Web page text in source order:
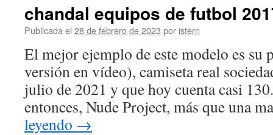
futbol
online
chandal equipos de futbol
Publicada el 28 de febrero de 2023 por istern
El mejor ejemplo de este modelo es su
versión en vídeo), camiseta real
julio de 2021 y que hoy cuenta casi
entonces, Nude Project, más que una
leyendo →